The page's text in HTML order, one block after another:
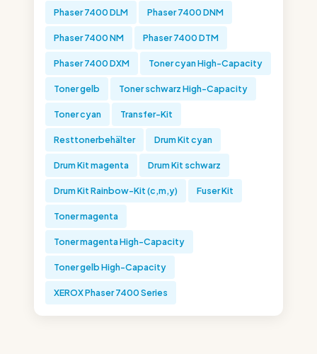
Phaser 7400 DLM Phaser 7400 DNM
Phaser 7400 NM Phaser 7400 DTM
Phaser 7400 DXM Toner cyan High-Capacity
Toner gelb Toner schwarz High-Capacity
Toner cyan Transfer-Kit
Resttonerbehälter Drum Kit cyan
Drum Kit magenta Drum Kit schwarz
Drum Kit Rainbow-Kit (c,m,y) Fuser Kit
Toner magenta
Toner magenta High-Capacity
Toner gelb High-Capacity
XEROX Phaser 7400 Series